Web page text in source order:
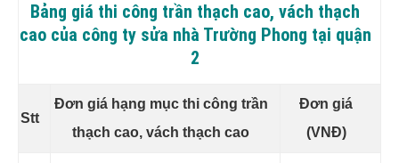
Bảng giá thi công trần thạch cao, vách thạch
cao của công ty sửa nhà Trường Phong tại quận
2
Stt
Đơn giá hạng mục thi công trần
thạch cao, vách thạch cao
Đơn giá
(VNĐ)